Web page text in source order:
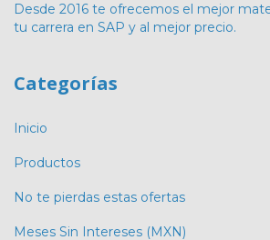
Desde 2016 te ofrecemos el mejor
tu carrera en SAP y al mejor precio.
Categorías
Inicio
Productos
No te pierdas estas ofertas
Meses Sin Intereses (MXN)